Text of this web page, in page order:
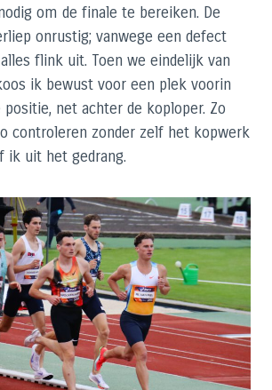
om de finale te bereiken. De
onrustig; vanwege een defect
flink uit. Toen we eindelijk van
ik bewust voor een plek voorin
positie, net achter de koploper. Zo
controleren zonder zelf het kopwerk
ik uit het gedrang.